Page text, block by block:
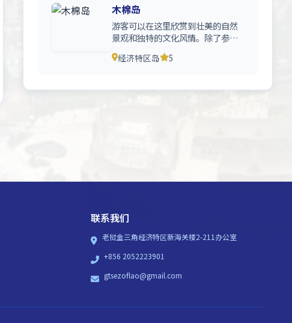
木棉岛
游客可以在这里欣赏到壮美的自然
景观和独特的文化风情。除了参观
经济特区岛 5
联系我们
老挝金三角经济特区新海关楼2-211办公室
+856 2052223901
gtsezoflao@gmail.com